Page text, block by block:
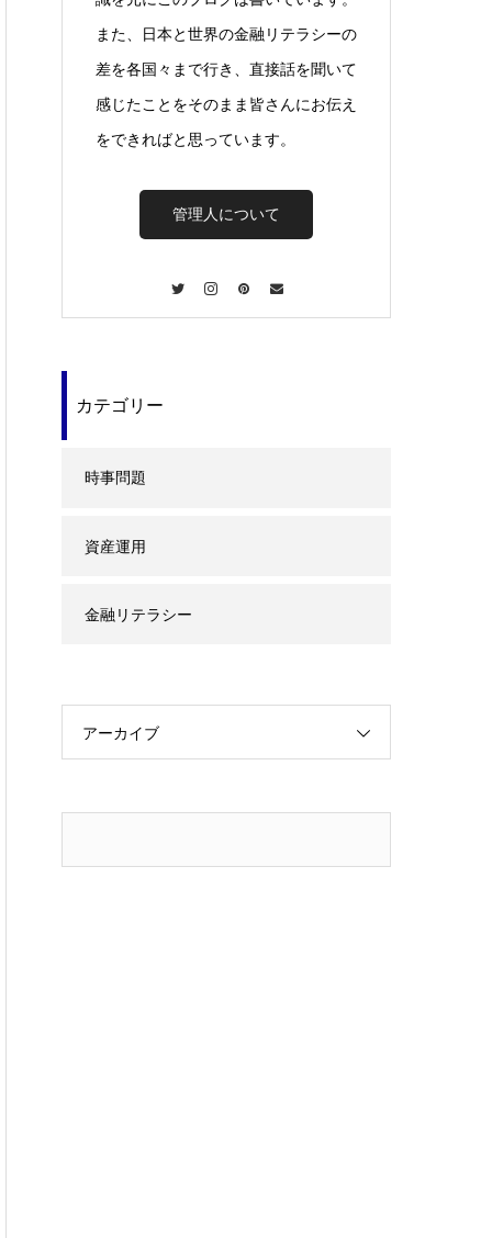
また、日本と世界の金融リテラシーの
差を各国々まで行き、直接話を聞いて
感じたことをそのまま皆さんにお伝え
をできればと思っています。
管理人について
カテゴリー
時事問題
資産運用
金融リテラシー
アーカイブ